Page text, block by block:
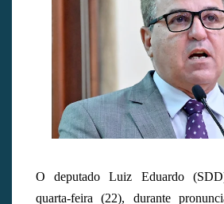
O deputado Luiz Eduardo
quarta-feira (22), durante